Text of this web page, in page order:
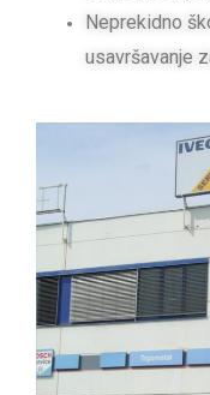
Neprekidno
usavršavanje